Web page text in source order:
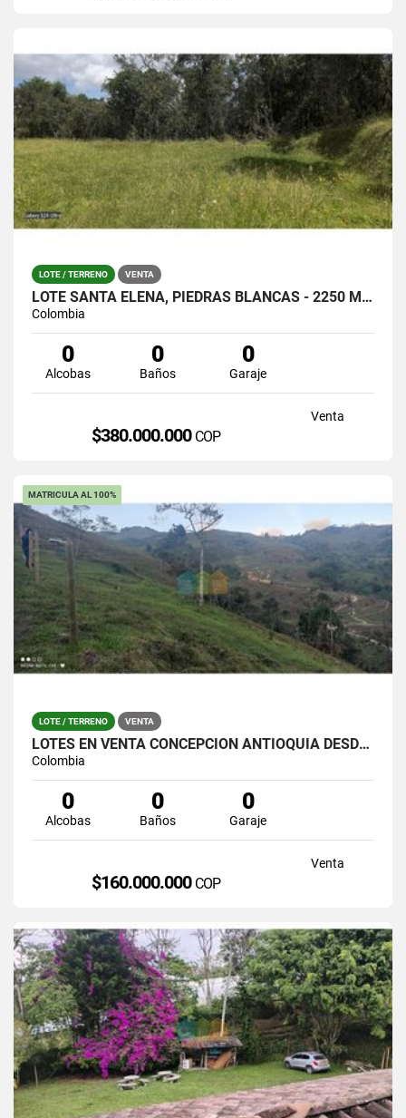
LOTE / TERRENO VENTA
LOTE SANTA ELENA, PIEDRAS BLANCAS - 2250 MTS / $380.000.0000
Colombia
0
Alcobas
0
Baños
0
Garaje
Venta
$380.000.000 COP
MATRICULA AL 100%
LOTE / TERRENO VENTA
LOTES EN VENTA CONCEPCIÒN ANTIOQUIA DESDE 160 MILLONES
Colombia
0
Alcobas
0
Baños
0
Garaje
Venta
$160.000.000 COP